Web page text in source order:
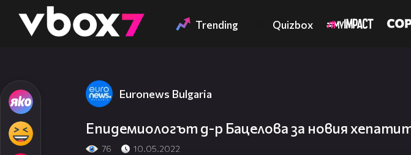
👾 Trending Quizbox
Euronews Bulgaria
Епидемиологът д-р Бацелова за новия
76 10.05.2022